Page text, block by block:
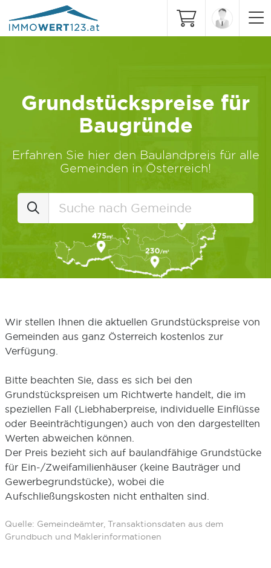
Grundstückspreise für
Baugründe
Erfahren Sie hier den Baulandpreis für alle
Gemeinden in Österreich!
Wir stellen Ihnen die aktuellen Grundstückspreise von
Gemeinden aus ganz Österreich kostenlos zur
Verfügung.
Bitte beachten Sie, dass es sich bei den
Grundstückspreisen um Richtwerte handelt, die im
speziellen Fall (Liebhaberpreise, individuelle Einflüsse
oder Beeinträchtigungen) auch von den dargestellten
Werten abweichen können.
Der Preis bezieht sich auf baulandfähige Grundstücke
für Ein-/Zweifamilienhäuser (keine Bauträger und
Gewerbegrundstücke), wobei die
Aufschließungskosten nicht enthalten sind.
Quelle: Gemeindeämter, Transaktionsdaten aus dem
Grundbuch und Maklerinformationen